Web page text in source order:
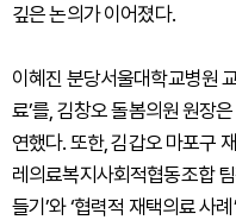
깊은 논의가 이어졌다.
이혜진 분당서울대학교병원
료’를, 김창오 돌봄의원 원장
연했다. 또한, 김갑오 마포구
레의료복지사회적협동조합
들기’와 ‘협력적 재택의료 사